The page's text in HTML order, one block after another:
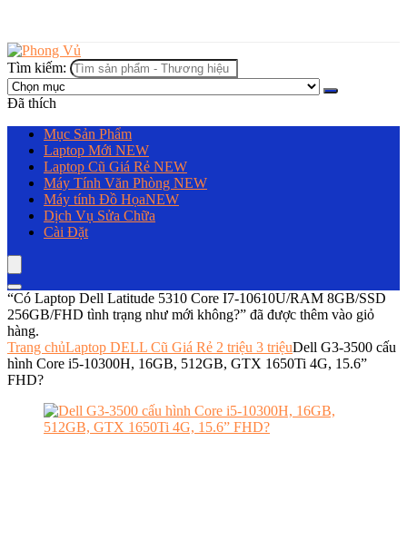
Tìm kiếm:
Đã thích
Mục Sản Phẩm
Laptop Mới NEW
Laptop Cũ Giá Rẻ NEW
Máy Tính Văn Phòng NEW
Máy tính Đồ HọaNEW
Dịch Vụ Sửa Chữa
Cài Đặt
“Có Laptop Dell Latitude 5310 Core I7-10610U/RAM 8GB/SSD
256GB/FHD tình trạng như mới không?” đã được thêm vào giỏ
hàng.
Trang chủLaptop DELL Cũ Giá Rẻ 2 triệu 3 triệuDell G3-3500 cấu
hình Core i5-10300H, 16GB, 512GB, GTX 1650Ti 4G, 15.6”
FHD?